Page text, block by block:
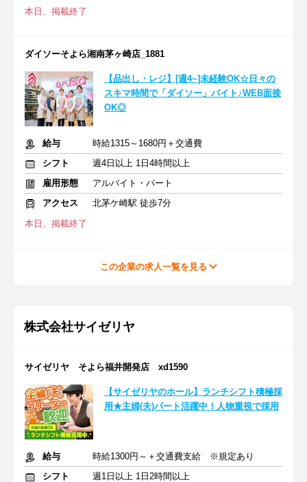
本日、掲載終了
ダイソーそよら湘南茅ヶ崎店_1881
【品出し・レジ】[週4~]未経験OK☆日々の
スキマ時間で「ダイソー」バイト♪WEB面接
OK◎
給与
時給1315～1680円＋交通費
シフト
週4日以上 1日4時間以上
雇用形態
アルバイト・パート
アクセス
北茅ケ崎駅 徒歩7分
本日、掲載終了
この企業の求人一覧を見る
株式会社サイゼリヤ
サイゼリヤ そよら福井開発店 xd1590
【サイゼリヤのホール】ランチシフト積極採
用★主婦(夫)パート活躍中！人物重視で採用
給与
時給1300円～＋交通費支給 ※規定あり
シフト
週1日以上 1日2時間以上